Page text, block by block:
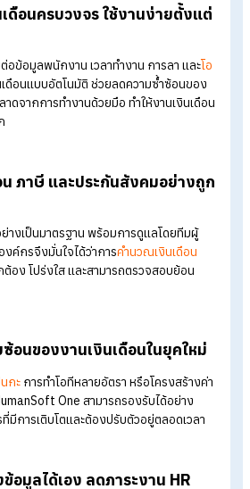
อมต่อข้อมูลพนักงาน เวลาทำงาน การลา และ
งินเดือนแบบอัตโนมัติ ช่วยลดความซ้ำซ้อนข